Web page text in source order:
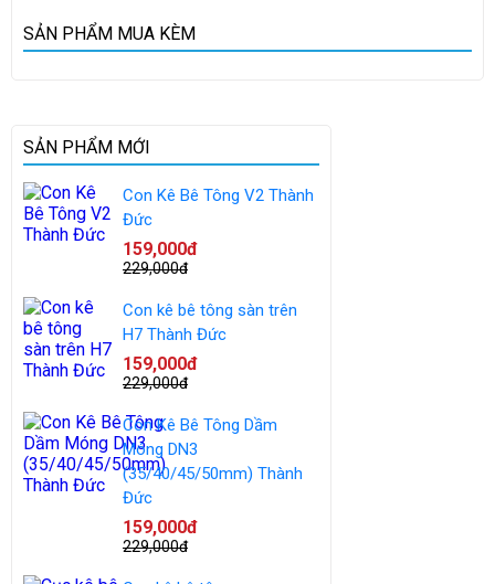
SẢN PHẨM MUA KÈM
SẢN PHẨM MỚI
Con Kê Bê Tông V2 Thành
Đức
159,000đ
229,000đ
Con kê bê tông sàn trên
H7 Thành Đức
159,000đ
229,000đ
Con Kê Bê Tông Dầm
Móng DN3
(35/40/45/50mm) Thành
Đức
159,000đ
229,000đ